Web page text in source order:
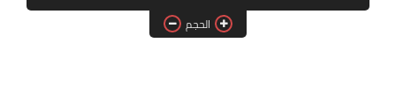
Diet plan الحجم